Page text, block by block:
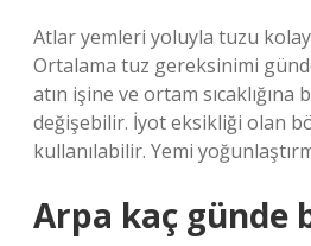
Atlar yemleri yoluyla tuzu
Ortalama tuz gereksinimi
atın işine ve ortam sıcaklığına
değişebilir. İyot eksikliği olan
kullanılabilir. Yemi
Arpa kaç günde